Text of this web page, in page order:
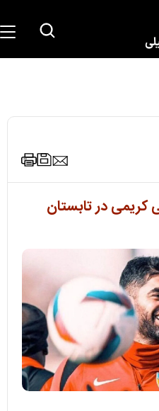
کریمی در تابستان